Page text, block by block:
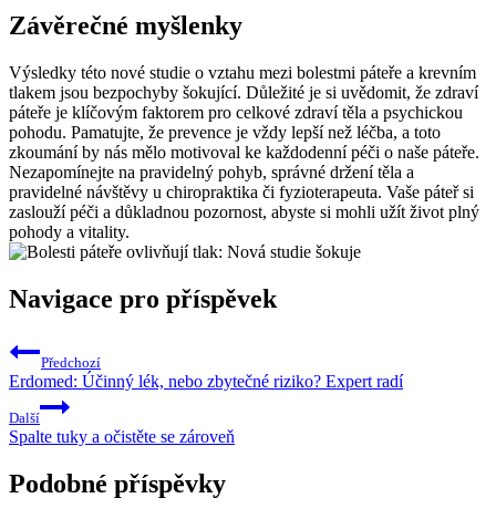
Závěrečné myšlenky
Výsledky této nové studie o vztahu mezi bolestmi páteře a krevním
tlakem jsou bezpochyby šokující. Důležité je si uvědomit, že zdraví
páteře je klíčovým faktorem pro celkové zdraví těla a psychickou
pohodu. Pamatujte, že prevence je vždy lepší než léčba, a toto
zkoumání by nás mělo motivoval ke každodenní péči o naše páteře.
Nezapomínejte na pravidelný pohyb, správné držení těla a
pravidelné návštěvy u chiropraktika či fyzioterapeuta. Vaše páteř si
zaslouží péči a důkladnou pozornost, abyste si mohli užít život plný
pohody a vitality.
Navigace pro příspěvek
Předchozí
Erdomed: Účinný lék, nebo zbytečné riziko? Expert radí
Další
Spalte tuky a očistěte se zároveň
Podobné příspěvky